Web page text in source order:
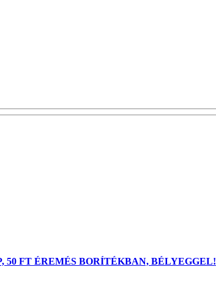
50 FT ÉREMÉS BORÍTÉKBAN, BÉLYEGGEL!